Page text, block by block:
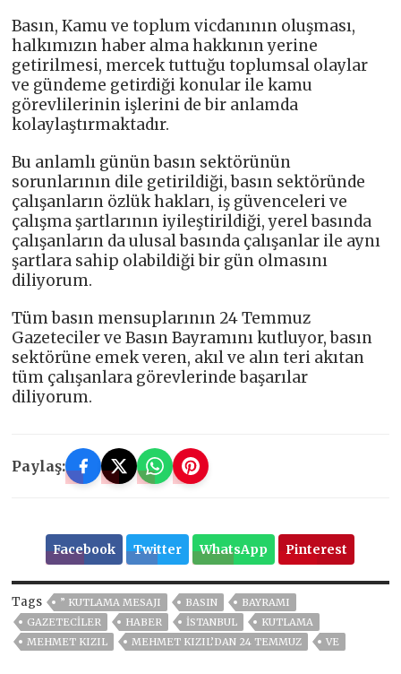
Basın, Kamu ve toplum vicdanının oluşması,
halkımızın haber alma hakkının yerine
getirilmesi, mercek tuttuğu toplumsal olaylar
ve gündeme getirdiği konular ile kamu
görevlilerinin işlerini de bir anlamda
kolaylaştırmaktadır.
Bu anlamlı günün basın sektörünün
sorunlarının dile getirildiği, basın sektöründe
çalışanların özlük hakları, iş güvenceleri ve
çalışma şartlarının iyileştirildiği, yerel basında
çalışanların da ulusal basında çalışanlar ile aynı
şartlara sahip olabildiği bir gün olmasını
diliyorum.
Tüm basın mensuplarının 24 Temmuz
Gazeteciler ve Basın Bayramını kutluyor, basın
sektörüne emek veren, akıl ve alın teri akıtan
tüm çalışanlara görevlerinde başarılar
diliyorum.
Paylaş:
Facebook Twitter WhatsApp Pinterest
Tags ” KUTLAMA MESAJI BASIN
BAYRAMI
GAZETECİLER
HABER ISTANBUL
KUTLAMA
MEHMET KIZIL
MEHMET KIZIL’DAN 24 TEMMUZ VE